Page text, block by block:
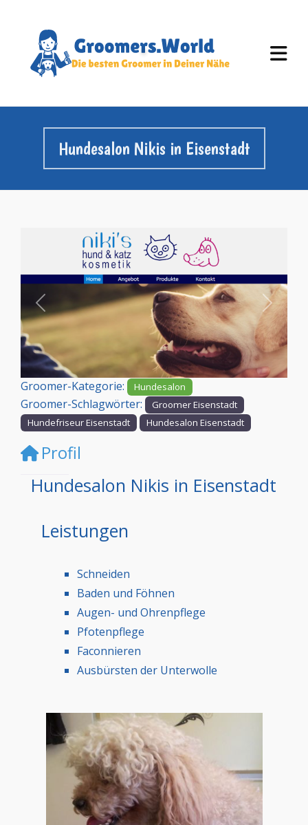
Hundesalon Nikis in Eisenstadt
Vorheriges
Groomer-Kategorie: Hundesalon
Groomer-Schlagwörter:
Groomer Eisenstadt
Hundefriseur Eisenstadt
Hundesalon Eisenstadt
Profil
Hundesalon Nikis in Eisenstadt
Leistungen
Schneiden
Baden und Föhnen
Augen- und Ohrenpflege
Pfotenpflege
Faconnieren
Ausbürsten der Unterwolle